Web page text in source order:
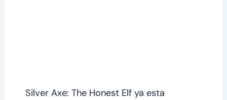
Silver Axe: The Honest Elf ya esta